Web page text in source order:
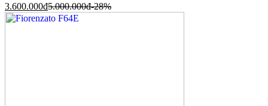
3.600.000đ5.000.000đ-28%